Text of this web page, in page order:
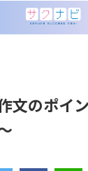
作文のポ